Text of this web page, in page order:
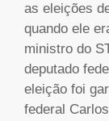
as eleições
quando ele
ministro do
deputado
eleição foi
federal